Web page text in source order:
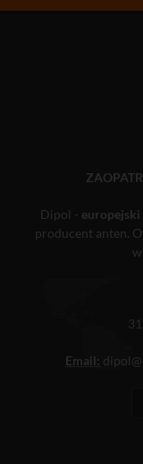
Dipol -
producent anten.
Email: